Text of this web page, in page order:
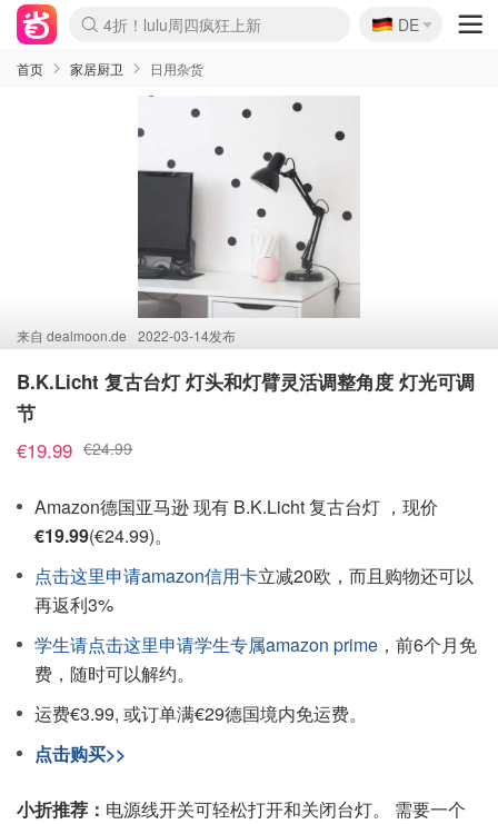
Boticinal 夏促开抢！
4折！lulu周四疯狂上新
还没结束！&OtherStories大促
Joybuy变相75折 随时失效
速领！Stanley独家85折
疑似霸哥！Camper额外叠85折
Zalando 奥莱闪促！每日更新
Moncler反季囤！5折起+叠9折
Coach Brooklyn仅€192
🇩🇪
DE
首页 家居厨卫 日用杂货
来自 dealmoon.de 2022-03-14发布
B.K.Licht 复古台灯 灯头和灯臂灵活调整角度 灯光可调
节
€19.99 €24.99
Amazon德国亚马逊 现有 B.K.Licht 复古台灯 ，现价
€19.99(€24.99)。
点击这里申请amazon信用卡立减20欧，而且购物还可以
再返利3%
学生请点击这里申请学生专属amazon prime ，前6个月免
费，随时可以解约。
运费€3.99, 或订单满€29德国境内免运费。
点击购买>>
小折推荐： 电源线开关可轻松打开和关闭台灯。 需要一个